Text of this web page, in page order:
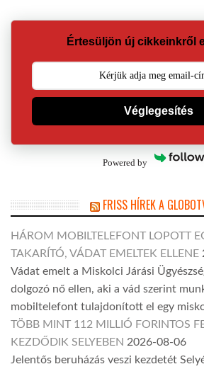
Értesüljön új cikkeinkről
Véglegesítés
Powered by
FRISS HÍREK A
HÁROM MOBILTELEFONT LOPOTT
TAKARÍTÓ, VÁDAT EMELTEK ELLENE
Vádat emelt a Miskolci Járási
dolgozó nő ellen, aki a vád szerint
mobiltelefont tulajdonított el egy
TÖBB MINT 112 MILLIÓ FORINTOS
KEZDŐDIK SELYEBEN 2026-08-06
Jelentős beruházás veszi kezdetét